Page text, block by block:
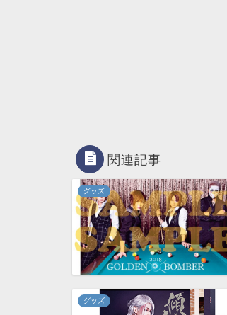
関連記事
グッズ
グッズ